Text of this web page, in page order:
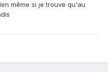
même si je trouve qu'au